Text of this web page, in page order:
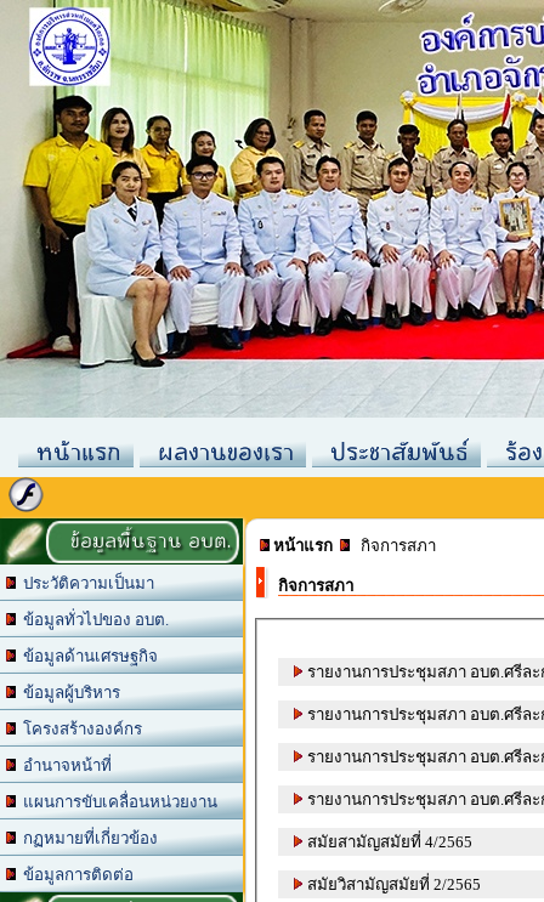
หน้าแรก ผลงานของเรา ประชาสัมพันธ์ ร้อ
ข้อมูลพื้นฐาน อบต.
ประวัติความเป็นมา
ข้อมูลทั่วไปของ อบต.
ข้อมูลด้านเศรษฐกิจ
ข้อมูลผู้บริหาร
โครงสร้างองค์กร
อำนาจหน้าที่
แผนการขับเคลื่อนหน่วยงาน
กฏหมายที่เกี่ยวข้อง
ข้อมูลการติดต่อ
หน้าแรก กิจการสภา
กิจการสภา
รายงานการประชุมสภา อบต.ศรีล
รายงานการประชุมสภา อบต.ศรีล
รายงานการประชุมสภา อบต.ศรีล
รายงานการประชุมสภา อบต.ศรีล
สมัยสามัญสมัยที่ 4/2565
สมัยวิสามัญสมัยที่ 2/2565